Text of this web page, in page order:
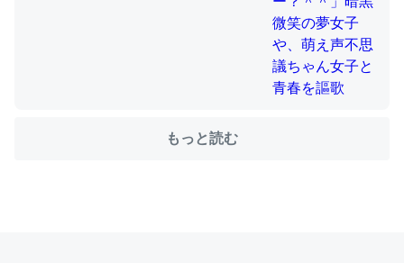
私も3年前ぐらいに祖母の家に設置した。ポケットWifiみ
たいなのでネット環境作ったけどAlexaしか使わないので
https://toyoshi.hatenablog.com/entry/2019/05/15/1805
コミュニケーションが劇的に変化した｜tayorini by LIFULL介護
もっと読む